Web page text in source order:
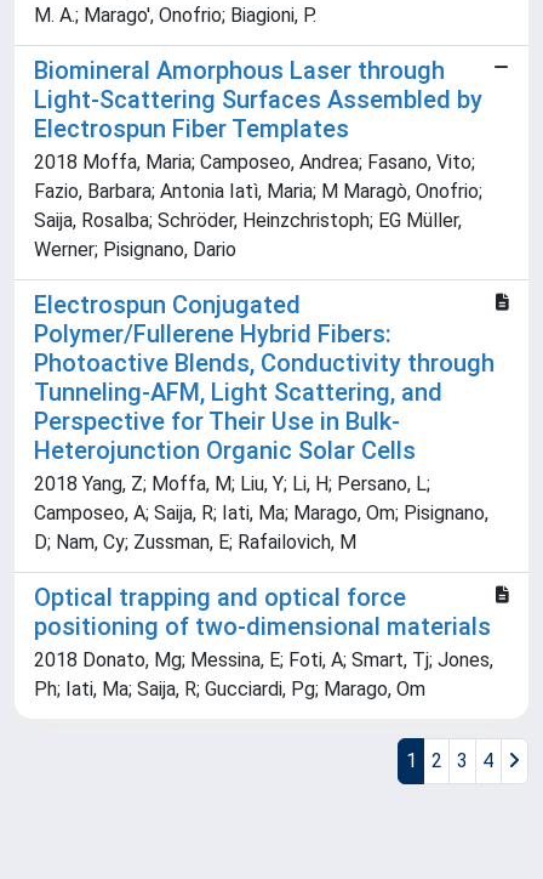
M. A.; Marago', Onofrio; Biagioni, P.
Biomineral Amorphous Laser through
Light-Scattering Surfaces Assembled by
Electrospun Fiber Templates
2018 Moffa, Maria; Camposeo, Andrea; Fasano, Vito;
Fazio, Barbara; Antonia Iatì, Maria; M Maragò, Onofrio;
Saija, Rosalba; Schröder, Heinzchristoph; EG Müller,
Werner; Pisignano, Dario
Electrospun Conjugated
Polymer/Fullerene Hybrid Fibers:
Photoactive Blends, Conductivity through
Tunneling-AFM, Light Scattering, and
Perspective for Their Use in Bulk-
Heterojunction Organic Solar Cells
2018 Yang, Z; Moffa, M; Liu, Y; Li, H; Persano, L;
Camposeo, A; Saija, R; Iati, Ma; Marago, Om; Pisignano,
D; Nam, Cy; Zussman, E; Rafailovich, M
Optical trapping and optical force
positioning of two-dimensional materials
2018 Donato, Mg; Messina, E; Foti, A; Smart, Tj; Jones,
Ph; Iati, Ma; Saija, R; Gucciardi, Pg; Marago, Om
1 2 3 4